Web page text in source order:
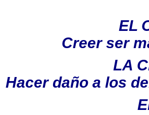
EL
Creer ser
LA
Hacer daño a los